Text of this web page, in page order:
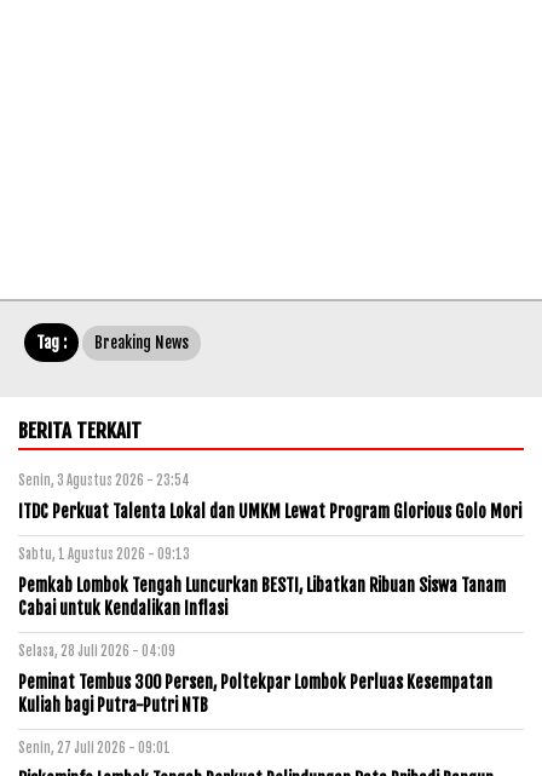
Tag : Breaking News
BERITA TERKAIT
Senin, 3 Agustus 2026 - 23:54
ITDC Perkuat Talenta Lokal dan UMKM Lewat Program Glorious Golo Mori
Sabtu, 1 Agustus 2026 - 09:13
Pemkab Lombok Tengah Luncurkan BESTI, Libatkan Ribuan Siswa Tanam
Cabai untuk Kendalikan Inflasi
Selasa, 28 Juli 2026 - 04:09
Peminat Tembus 300 Persen, Poltekpar Lombok Perluas Kesempatan
Kuliah bagi Putra-Putri NTB
Senin, 27 Juli 2026 - 09:01